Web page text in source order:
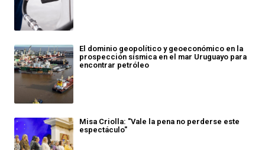
El dominio geopolítico y geoeconómico en la
prospección sísmica en el mar Uruguayo para
encontrar petróleo
Misa Criolla: "Vale la pena no perderse este
espectáculo"